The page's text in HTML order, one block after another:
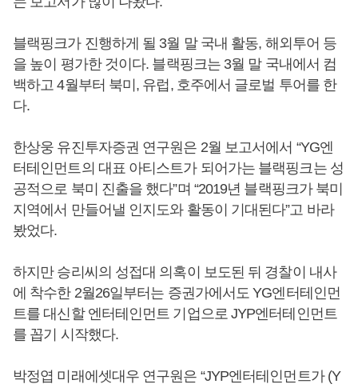
블랙핑크가 진행하게 될 3월 말 국내 활동, 해외투어 등
을 높이 평가한 것이다. 블랙핑크는 3월 말 국내에서 컴
백하고 4월부터 북미, 유럽, 호주에서 글로벌 투어를 한
다.
한상웅 유진투자증권 연구원은 2월 보고서에서 “YG엔
터테인먼트의 대표 아티스트가 되어가는 블랙핑크는 성
공적으로 북미 진출을 했다”며 “2019년 블랙핑크가 북미
지역에서 만들어낼 인지도와 활동이 기대된다”고 바라
봤었다.
하지만 승리씨의 성접대 의혹이 보도된 뒤 경찰이 내사
에 착수한 2월26일부터는 증권가에서도 YG엔터테인먼
트를 대신할 엔터테인먼트 기업으로 JYP엔터테인먼트
를 꼽기 시작했다.
박정엽 미래에셋대우 연구원은 “JYP엔터테인먼트가 (Y